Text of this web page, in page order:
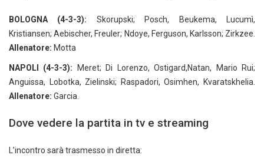
BOLOGNA (4-3-3): Skorupski; Posch, Beukema, Lucumì,
Kristiansen; Aebischer, Freuler; Ndoye, Ferguson, Karlsson; Zirkzee.
Allenatore: Motta
NAPOLI (4-3-3): Meret; Di Lorenzo, Ostigard,Natan, Mario Rui;
Anguissa, Lobotka, Zielinski; Raspadori, Osimhen, Kvaratskhelia.
Allenatore: Garcia.
Dove vedere la partita in tv e streaming
L’incontro sarà trasmesso in diretta: